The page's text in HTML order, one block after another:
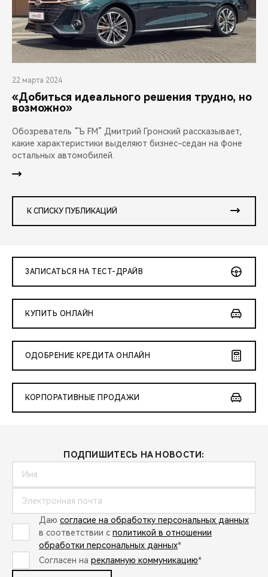
22 марта 2024
«Добиться идеального решения трудно, но
возможно»
Обозреватель “Ъ FM” Дмитрий Гронский рассказывает,
какие характеристики выделяют бизнес-седан на фоне
остальных автомобилей.
К СПИСКУ ПУБЛИКАЦИЙ
ЗАПИСАТЬСЯ НА ТЕСТ-ДРАЙВ
КУПИТЬ ОНЛАЙН
ОДОБРЕНИЕ КРЕДИТА ОНЛАЙН
КОРПОРАТИВНЫЕ ПРОДАЖИ
ПОДПИШИТЕСЬ НА НОВОСТИ:
Даю согласие на обработку персональных данных
в соответствии с политикой в отношении
обработки персональных данных*
Согласен на рекламную коммуникацию*